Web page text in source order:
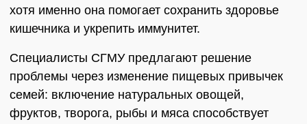
хотя именно она помогает сохранить здоровье
кишечника и укрепить иммунитет.
Специалисты СГМУ предлагают решение
проблемы через изменение пищевых привычек
семей: включение натуральных овощей,
фруктов, творога, рыбы и мяса способствует